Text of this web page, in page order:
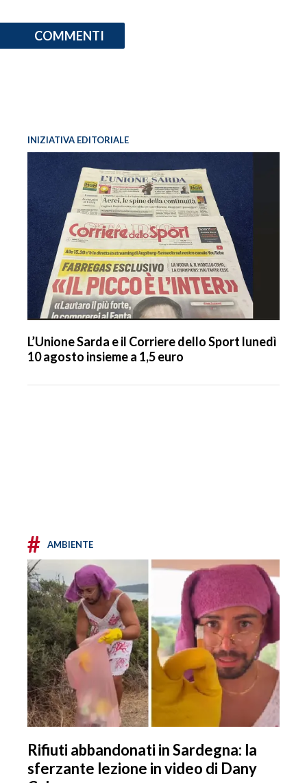
COMMENTI
INIZIATIVA EDITORIALE
L’Unione Sarda e il Corriere dello Sport lunedì
10 agosto insieme a 1,5 euro
# AMBIENTE
Rifiuti abbandonati in Sardegna: la
sferzante lezione in video di Dany